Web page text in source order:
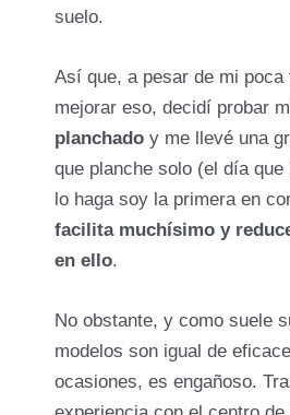
suelo.
Así que, a pesar de mi poca
mejorar eso, decidí probar
planchado y me llevé una
que planche solo (el día
lo haga soy la primera en
facilita muchísimo y
en ello.
No obstante, y como suele
modelos son igual de
ocasiones, es engañoso.